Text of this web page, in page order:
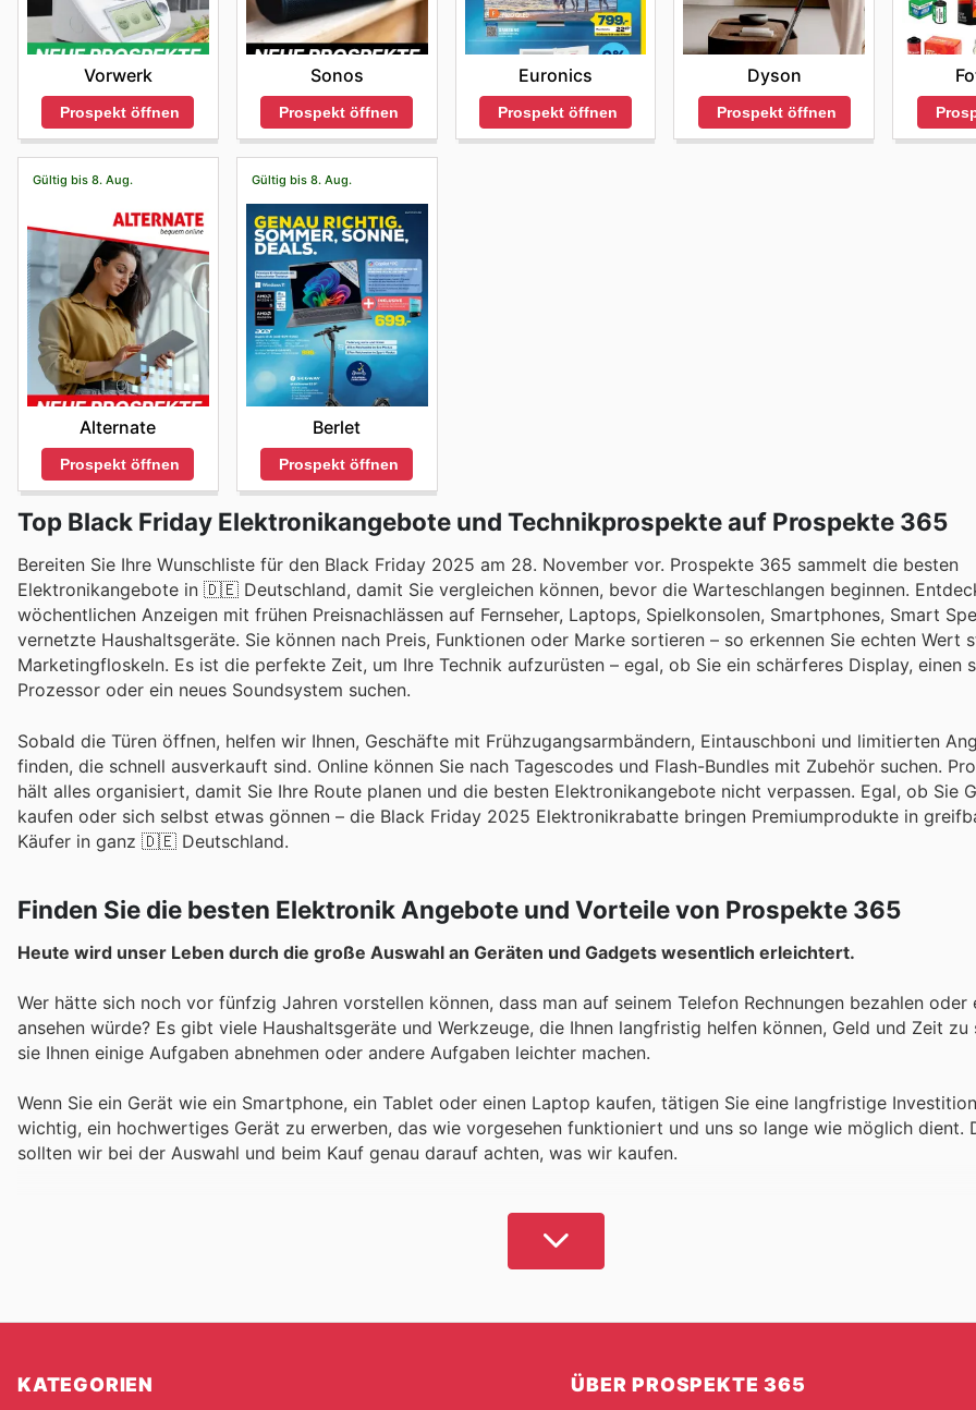
Vorwerk
Prospekt öffnen
Sonos
Prospekt öffnen
Euronics
Prospekt öffnen
Dyson
Prospekt öffnen
Gültig bis 8. Aug.
Alternate
Prospekt öffnen
Gültig bis 8. Aug.
Berlet
Prospekt öffnen
Top Black Friday Elektronikangebote und Technikprospekte auf Prospekte 365
Bereiten Sie Ihre Wunschliste für den Black Friday 2025 am 28. November vor. Prospekte 365 sammelt die besten
Elektronikangebote in 🇩🇪 Deutschland, damit Sie vergleichen können, bevor die Warteschlangen beginnen.
wöchentlichen Anzeigen mit frühen Preisnachlässen auf Fernseher, Laptops, Spielkonsolen, Smartphones, Smart
vernetzte Haushaltsgeräte. Sie können nach Preis, Funktionen oder Marke sortieren – so erkennen Sie echten Wert
Marketingfloskeln. Es ist die perfekte Zeit, um Ihre Technik aufzurüsten – egal, ob Sie ein schärferes Display, einen
Prozessor oder ein neues Soundsystem suchen.
Sobald die Türen öffnen, helfen wir Ihnen, Geschäfte mit Frühzugangsarmbändern, Eintauschboni und limitierten
finden, die schnell ausverkauft sind. Online können Sie nach Tagescodes und Flash-Bundles mit Zubehör suchen.
hält alles organisiert, damit Sie Ihre Route planen und die besten Elektronikangebote nicht verpassen. Egal, ob Sie
kaufen oder sich selbst etwas gönnen – die Black Friday 2025 Elektronikrabatte bringen Premiumprodukte in
Käufer in ganz 🇩🇪 Deutschland.
Finden Sie die besten Elektronik Angebote und Vorteile von Prospekte 365
Heute wird unser Leben durch die große Auswahl an Geräten und Gadgets wesentlich erleichtert.
Wer hätte sich noch vor fünfzig Jahren vorstellen können, dass man auf seinem Telefon Rechnungen bezahlen oder
ansehen würde? Es gibt viele Haushaltsgeräte und Werkzeuge, die Ihnen langfristig helfen können, Geld und Zeit zu sparen, indem
sie Ihnen einige Aufgaben abnehmen oder andere Aufgaben leichter machen.
Wenn Sie ein Gerät wie ein Smartphone, ein Tablet oder einen Laptop kaufen, tätigen Sie eine langfristige
wichtig, ein hochwertiges Gerät zu erwerben, das wie vorgesehen funktioniert und uns so lange wie möglich dient.
sollten wir bei der Auswahl und beim Kauf genau darauf achten, was wir kaufen.
Auswahl an Rabatten und Produktkatalogen, mit denen Sie die besten Einkaufsmöglichkeiten für
sicherzustellen, dass Sie genau das kaufen können, was Sie zu einem niedrigeren Preis wollen.
Haushaltsgeräte können Ihre Gesundheit und Ihr geistiges Wohlbefinden fördern. Sie ersparen Ihnen Zeit, die Sie
KATEGORIEN ÜBER PROSPEKTE 365